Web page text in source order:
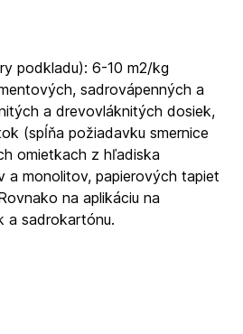
podkladu): 6-10 m2/kg
sadrovápenných a
a drevovláknitých dosiek,
(spĺňa požiadavku smernice
omietkach z hľadiska
a monolitov, papierových tapiet
na aplikáciu na
a sadrokartónu.